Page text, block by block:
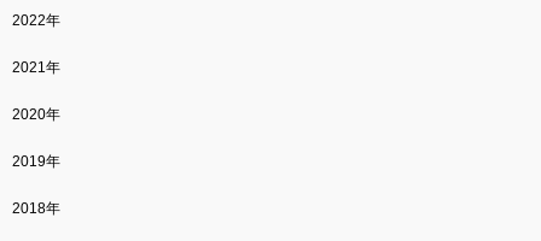
2022年
2021年
2020年
2019年
2018年